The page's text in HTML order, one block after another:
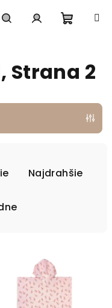
, Strana 2
Najdrahšie